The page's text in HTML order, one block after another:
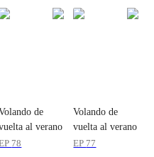
de
al verano
78
Volando de
vuelta al verano
atrapado
EP 77